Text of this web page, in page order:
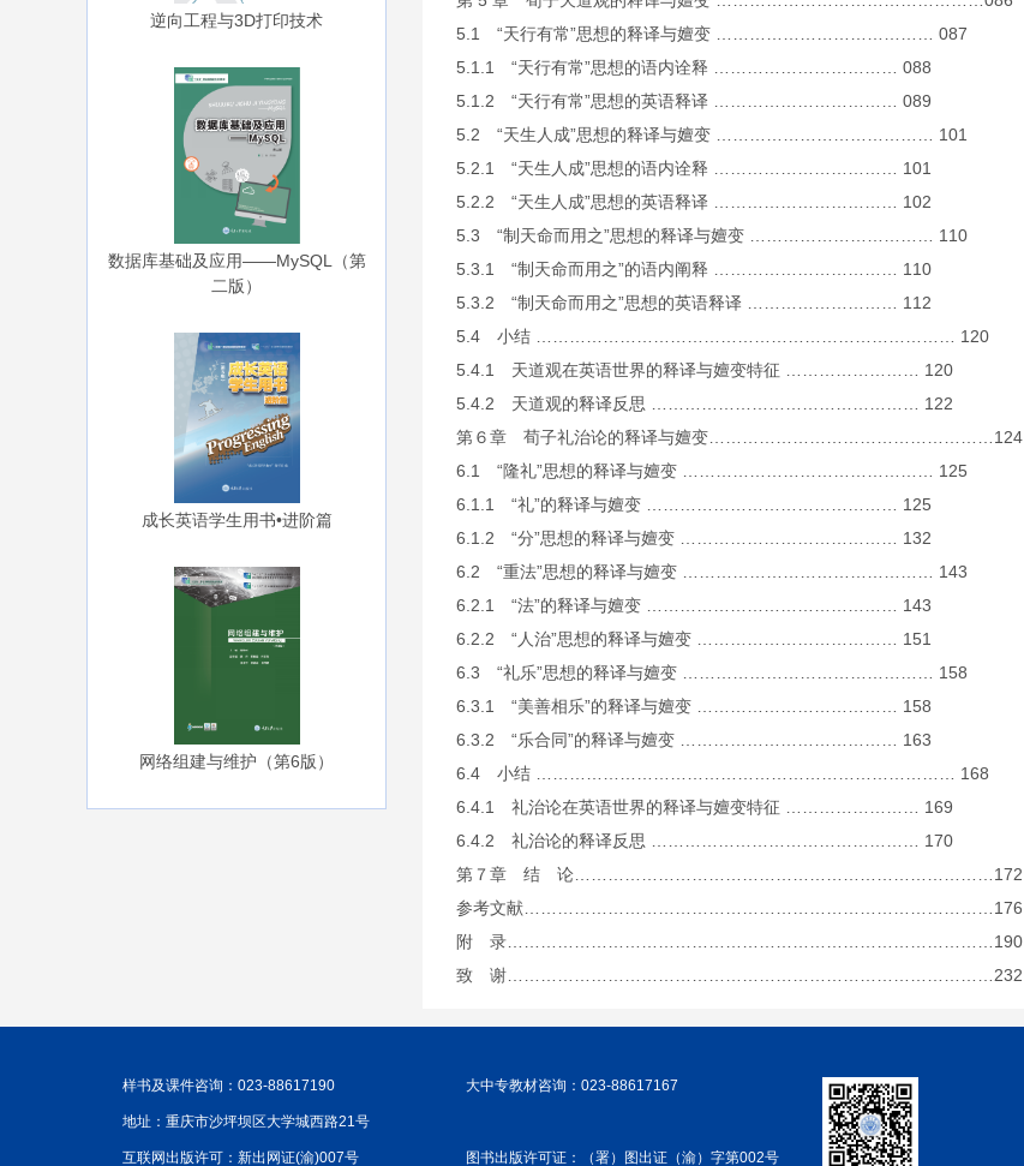
逆向工程与3D打印技术
数据库基础及应用——MySQL（第
二版）
成长英语学生用书•进阶篇
网络组建与维护（第6版）
5.1 “天行有常”思想的释译与嬗变 ………………………………… 087
5.1.1 “天行有常”思想的语内诠释 …………………………… 088
5.1.2 “天行有常”思想的英语释译 …………………………… 089
5.2 “天生人成”思想的释译与嬗变 ………………………………… 101
5.2.1 “天生人成”思想的语内诠释 …………………………… 101
5.2.2 “天生人成”思想的英语释译 …………………………… 102
5.3 “制天命而用之”思想的释译与嬗变 …………………………… 110
5.3.1 “制天命而用之”的语内阐释 …………………………… 110
5.3.2 “制天命而用之”思想的英语释译 ……………………… 112
5.4 小结 ………………………………………………………………… 120
5.4.1 天道观在英语世界的释译与嬗变特征 …………………… 120
5.4.2 天道观的释译反思 ………………………………………… 122
第６章 荀子礼治论的释译与嬗变……………………………………………124
6.1 “隆礼”思想的释译与嬗变 ……………………………………… 125
6.1.1 “礼”的释译与嬗变 ……………………………………… 125
6.1.2 “分”思想的释译与嬗变 ………………………………… 132
6.2 “重法”思想的释译与嬗变 ……………………………………… 143
6.2.1 “法”的释译与嬗变 ……………………………………… 143
6.2.2 “人治”思想的释译与嬗变 ……………………………… 151
6.3 “礼乐”思想的释译与嬗变 ……………………………………… 158
6.3.1 “美善相乐”的释译与嬗变 ……………………………… 158
6.3.2 “乐合同”的释译与嬗变 ………………………………… 163
6.4 小结 ………………………………………………………………… 168
6.4.1 礼治论在英语世界的释译与嬗变特征 …………………… 169
6.4.2 礼治论的释译反思 ………………………………………… 170
第７章 结 论…………………………………………………………………172
参考文献…………………………………………………………………………176
附 录……………………………………………………………………………190
致 谢……………………………………………………………………………232
样书及课件咨询：023-88617190 大中专教材咨询：023-88617167
地址：重庆市沙坪坝区大学城西路21号
互联网出版许可：新出网证(渝)007号 图书出版许可证：（署）图出证（渝）字第002号